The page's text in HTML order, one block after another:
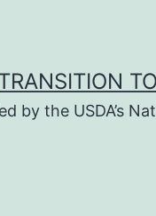
by the USDA’s